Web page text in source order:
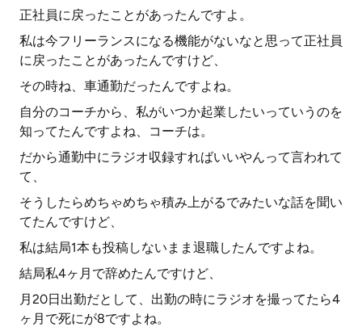
正社員に戻ったことがあったんですよ。
私は今フリーランスになる機能がないなと思って正社員
に戻ったことがあったんですけど、
その時ね、車通勤だったんですよね。
自分のコーチから、私がいつか起業したいっていうのを
知ってたんですよね、コーチは。
だから通勤中にラジオ収録すればいいやんって言われて
て、
そうしたらめちゃめちゃ積み上がるでみたいな話を聞い
てたんですけど、
私は結局1本も投稿しないまま退職したんですよね。
結局私4ヶ月で辞めたんですけど、
月20日出勤だとして、出勤の時にラジオを撮ってたら4
ヶ月で死にが8ですよね。